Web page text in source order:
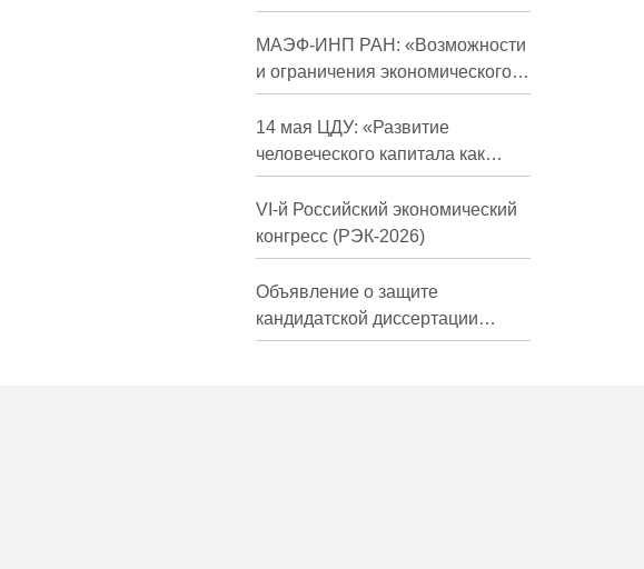
Кузнецова Михаила
Евгеньевича
МАЭФ-ИНП РАН: «Возможности
и ограничения экономического
развития России в средне- и
долгосрочной перспективе»
14 мая ЦДУ: «Развитие
человеческого капитала как
фактор экономического роста»
VI-й Российский экономический
конгресс (РЭК-2026)
Объявление о защите
кандидатской диссертации
Трындиной Николь Сергеевны